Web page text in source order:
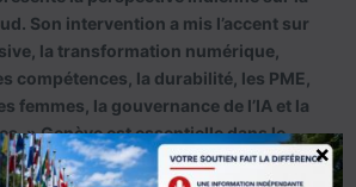
Son intervention a mis l’accent sur
la transformation numérique,
compétences, la durabilité, les PME,
femmes, la gouvernance de l’IA et la
» Genève est essentielle dans le
×